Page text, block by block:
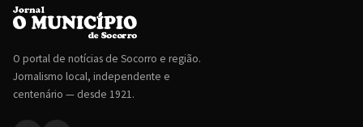
O portal de notícias de Socorro e região.
Jornalismo local, independente e
centenário — desde 1921.